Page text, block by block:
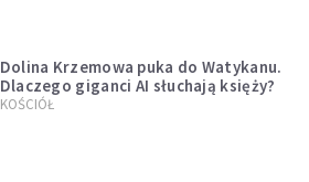
Dolina Krzemowa puka do Watykanu.
Dlaczego giganci AI słuchają księży?
KOŚCIÓŁ